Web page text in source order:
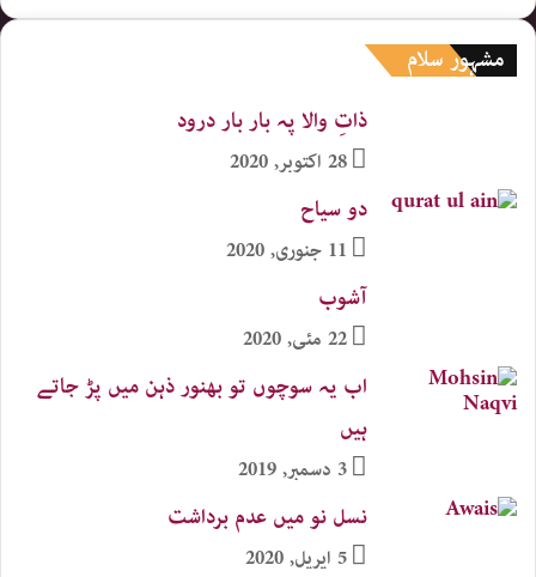
مشہور سلام
ذاتِ والا پہ بار بار درود
28 اکتوبر, 2020
دو سیاح
11 جنوری, 2020
آشوب
22 مئی, 2020
اب یہ سوچوں تو بھنور ذہن میں پڑ جاتے
ہیں
3 دسمبر, 2019
نسل نو میں عدم برداشت
5 اپریل, 2020